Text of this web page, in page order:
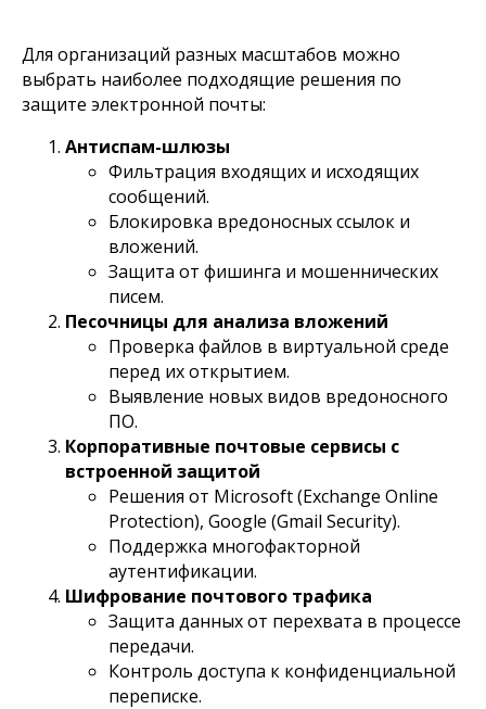
Для организаций разных масштабов можно
выбрать наиболее подходящие решения по
защите электронной почты:
Антиспам-шлюзы
Фильтрация входящих и исходящих
сообщений.
Блокировка вредоносных ссылок и
вложений.
Защита от фишинга и мошеннических
писем.
Песочницы для анализа вложений
Проверка файлов в виртуальной среде
перед их открытием.
Выявление новых видов вредоносного
ПО.
Корпоративные почтовые сервисы с
встроенной защитой
Решения от Microsoft (Exchange Online
Protection), Google (Gmail Security).
Поддержка многофакторной
аутентификации.
Шифрование почтового трафика
Защита данных от перехвата в процессе
передачи.
Контроль доступа к конфиденциальной
переписке.